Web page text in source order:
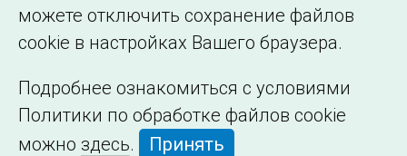
можете отключить сохранение файлов
cookie в настройках Вашего браузера.
Подробнее ознакомиться с условиями
Политики по обработке файлов cookie
можно здесь. Принять